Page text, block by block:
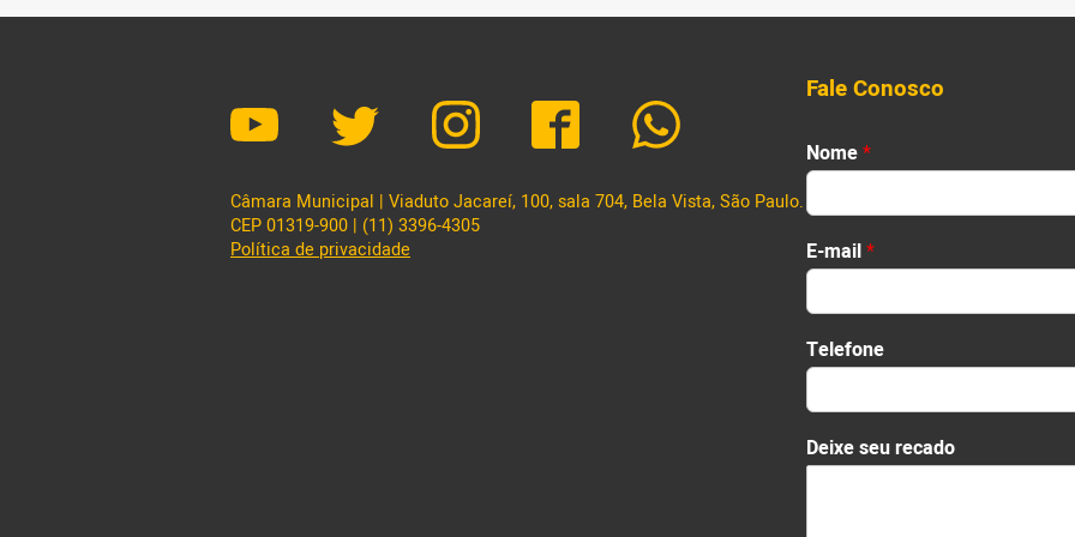
Câmara Municipal | Viaduto Jacareí, 100, sala 704, Bela Vista, São Paulo.
CEP 01319-900 | (11) 3396-4305
Política de privacidade
Fale Conosco
Nome*
First
E-mail*
E
-
a
i
l
Telefone
Deixe seu recado